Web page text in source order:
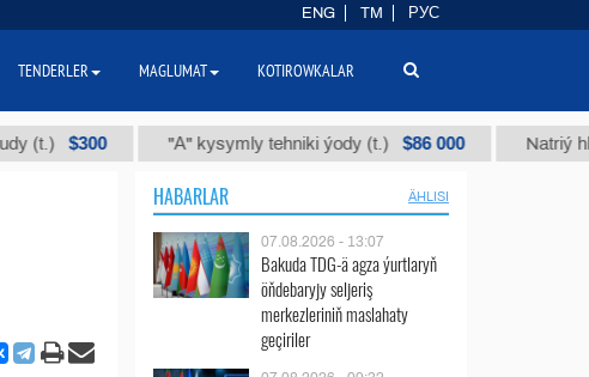
$300 "А" kysymly tehniki ýody (t.) $86 000 Natriý hlorly
HABARLAR ÄHLISI
07.08.2026 - 13:07
Bakuda TDG-ä agza ýurtlaryň
öňdebaryjy seljeriş
merkezleriniň maslahaty
geçiriler
ENG TM РУС
TENDERLER MAGLUMAT KOTIROWKALAR